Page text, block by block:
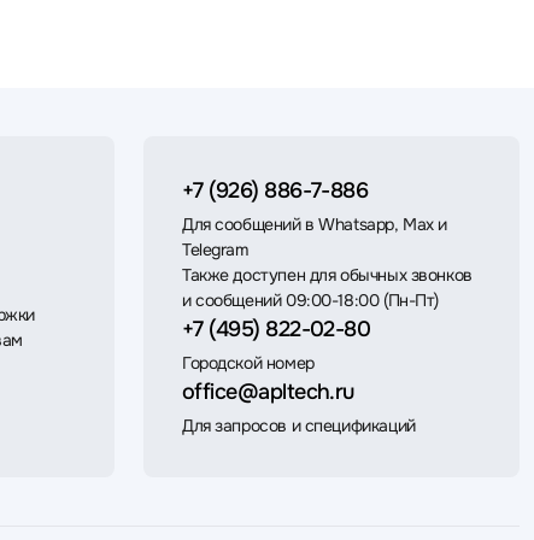
+7 (926) 886-7-886
Для сообщений в Whatsapp, Max и
Telegram
Также доступен для обычных звонков
и сообщений 09:00-18:00 (Пн-Пт)
+7 (495) 822-02-80
Городской номер
office@apltech.ru
Для запросов и спецификаций